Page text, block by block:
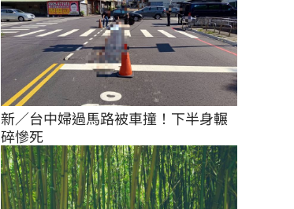
新／台中婦過馬路被車撞！下半身輾
碎慘死